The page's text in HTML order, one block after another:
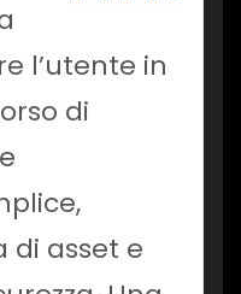
l’utente in
di
di asset e